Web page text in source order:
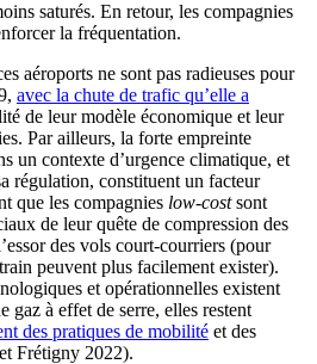
saturés. En retour, les compagnies
la fréquentation.
aéroports ne sont pas radieuses pour
avec la chute de trafic qu’elle a
de leur modèle économique et leur
Par ailleurs, la forte empreinte
un contexte d’urgence climatique, et
régulation, constituent un facteur
que les compagnies low-costsont
de leur quête de compression des
des vols court-courriers (pour
peuvent plus facilement exister).
et opérationnelles existent
gaz à effet de serre, elles restent
des pratiques de mobilité et des
Frétigny 2022).